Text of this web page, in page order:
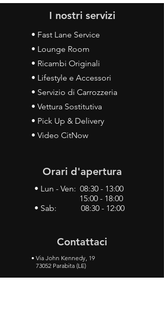
I nostri servizi
• Fast Lane Service
• Lounge Room
• Ricambi Originali
• Lifestyle e Accessori
• Servizio di Carrozzeria
• Vettura Sostitutiva
• Pick Up & Delivery
• Video CitNow
Orari d'apertura
• Lun - Ven: 08:30 - 13:00
15:00 - 18:00
• Sab: 08:30 - 12:00
Contattaci
• Via John Kennedy, 19
73052 Parabita (LE)